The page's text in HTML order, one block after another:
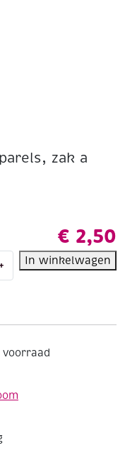
zak a
€ 2,50
+ In winkelwagen